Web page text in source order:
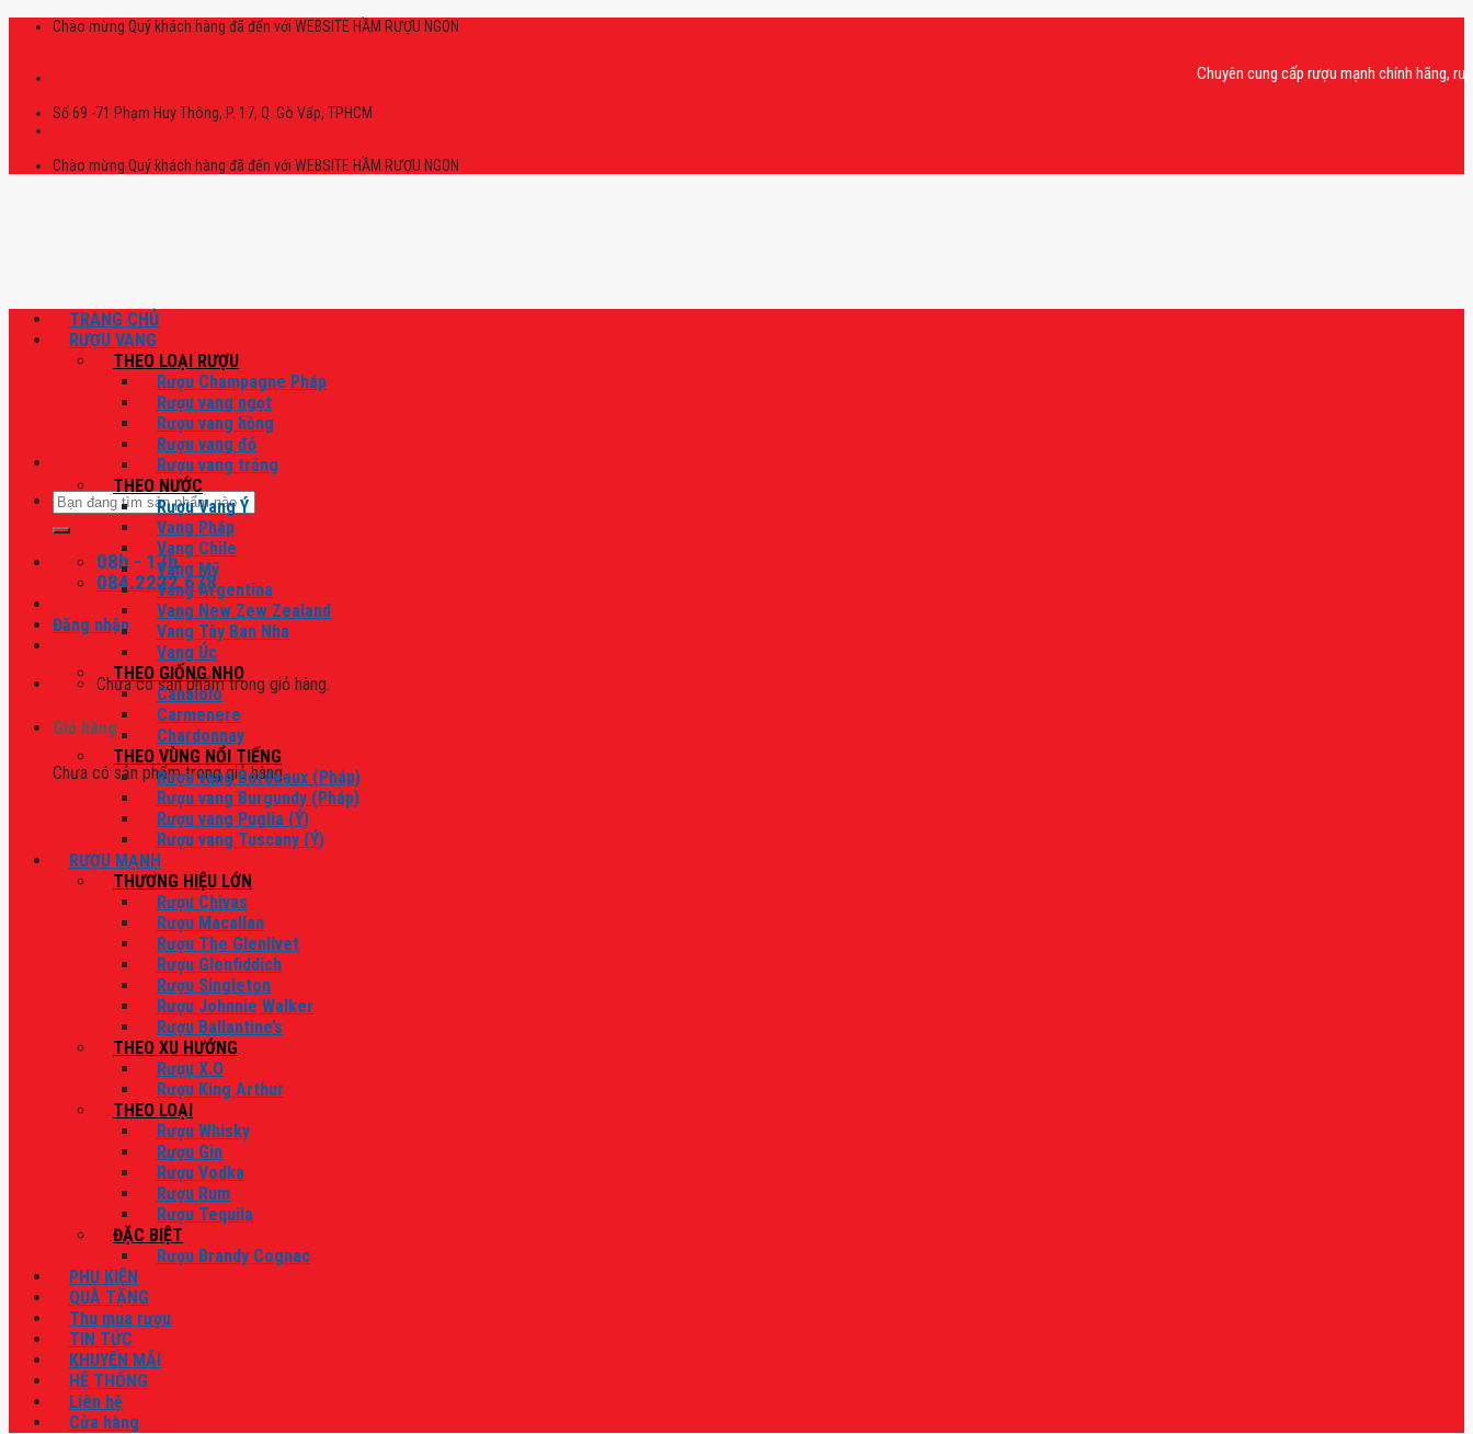
Skip
Chào mừng Quý khách hàng đã đến với WEBSITE HẦM RƯỢU NGON
Chuyên cung cấp rượu mạnh chính hãng, rượu
Số 69 -71 Phạm Huy Thông, P. 17, Q. Gò Vấp, TPHCM
Chào mừng Quý khách hàng đã đến với WEBSITE HẦM RƯỢU NGON
Tìm
kiếm:
08h - 17h
084.2222.678
Đăng nhập
Chưa có sản phẩm trong giỏ hàng.
Giỏ hàng
Chưa có sản phẩm trong giỏ hàng.
TRANG CHỦ
RƯỢU VANG
THEO LOẠI RƯỢU
Rượu Champagne Pháp
Rượu vang ngọt
Rượu vang hồng
Rượu vang đỏ
Rượu vang trắng
THEO NƯỚC
Rượu Vang Ý
Vang Pháp
Vang Chile
Vang Mỹ
Vang Argentina
Vang New Zew Zealand
Vang Tây Ban Nha
Vang Úc
THEO GIỐNG NHO
Canaiolo
Carmenere
Chardonnay
THEO VÙNG NỔI TIẾNG
Rượu vang Bordeaux (Pháp)
Rượu vang Burgundy (Pháp)
Rượu vang Puglia (Ý)
Rượu vang Tuscany (Ý)
RƯỢU MẠNH
THƯƠNG HIỆU LỚN
Rượu Chivas
Rượu Macallan
Rượu The Glenlivet
Rượu Glenfiddich
Rượu Singleton
Rượu Johnnie Walker
Rượu Ballantine’s
THEO XU HƯỚNG
Rượu X.O
Rượu King Arthur
THEO LOẠI
Rượu Whisky
Rượu Gin
Rượu Vodka
Rượu Rum
Rượu Tequila
ĐẶC BIỆT
Rượu Brandy Cognac
PHỤ KIỆN
QUÀ TẶNG
Thu mua rượu
TIN TỨC
KHUYẾN MÃI
HỆ THỐNG
Liên hệ
Cửa hàng